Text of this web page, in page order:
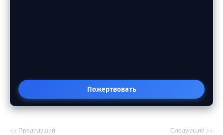
Пожертвовать
<< Предидущий Следующий >>